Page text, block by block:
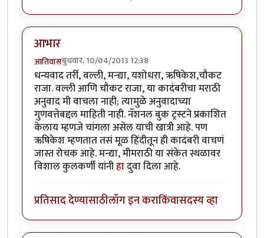
आभार
आतिवासबुधवार, 10/04/2013 12:38
धन्यवाद तर्री, वल्ली, मन्द्या, यशोधरा, ऋषिकेश,चौकट
राजा. वल्ली आणि चौकट राजा, या कादंबरीचा मराठी
अनुवाद मी वाचला नाही; त्यामुळे अनुवादाच्या
गुणवत्तेबद्दल माहिती नाही. नॅशनल बुक ट्रस्टने प्रकाशित
केलाय म्हणजे चांगला असेल याची खात्री आहे. पण
ऋषिकेश म्हणतात तसं मूळ हिंदीतून ही कादंबरी वाचणं
जास्त रोचक आहे. मन्द्या, मीमराठी या संकेत स्थळावर
विशाल कुलकर्णी यांनीहादुवा दिला आहे.
प्रतिसाद देण्यासाठीलॉग इन कराकिंवासदस्य व्हा